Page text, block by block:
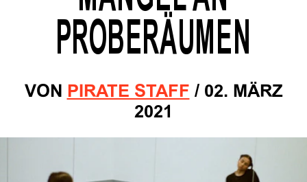
ROBERÄUMEN
VON PIRATE STAFF / 02. MÄRZ
2021